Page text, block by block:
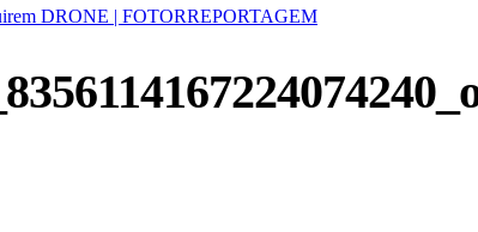
DRONE | FOTORREPORTAGEM